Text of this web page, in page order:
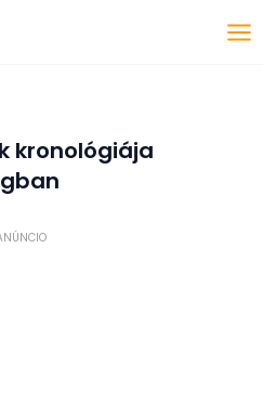
kronológiája